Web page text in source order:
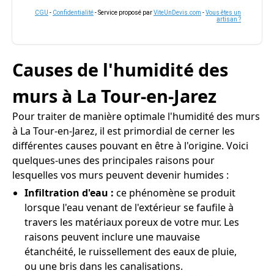
CGU - Confidentialité- Service proposé parViteUnDevis.com -Vous êtes un
artisan ?
Causes de l'humidité des
murs à La Tour-en-Jarez
Pour traiter de manière optimale l'humidité des murs
à La Tour-en-Jarez, il est primordial de cerner les
différentes causes pouvant en être à l'origine. Voici
quelques-unes des principales raisons pour
lesquelles vos murs peuvent devenir humides :
Infiltration d'eau : ce phénomène se produit
lorsque l'eau venant de l'extérieur se faufile à
travers les matériaux poreux de votre mur. Les
raisons peuvent inclure une mauvaise
étanchéité, le ruissellement des eaux de pluie,
ou une bris dans les canalisations.